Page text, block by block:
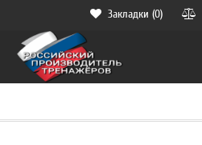
Закладки (0)